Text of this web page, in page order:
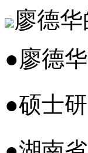
廖德
●廖德
●硕士